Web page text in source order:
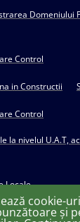
Domeniului
Control
in Constructii
Control
la nivelul U.A.T,
Locale
cookie-
și